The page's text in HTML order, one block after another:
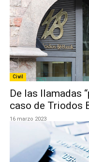
Civil
De las llamadas
caso de Triodos
16 marzo 2023